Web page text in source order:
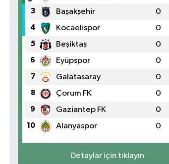
3 Başakşehir 0
4 Kocaelispor 0
5 Beşiktaş 0
6 Eyüpspor 0
7 Galatasaray 0
8 Çorum FK 0
9 Gaziantep FK 0
10 Alanyaspor 0
Detaylar için tıklayın